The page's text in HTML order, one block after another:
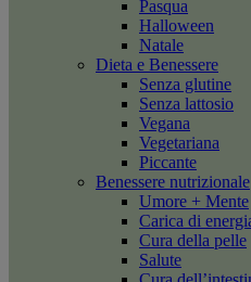
Pasqua
Halloween
Natale
Dieta e Benessere
Senza glutine
Senza lattosio
Vegana
Vegetariana
Piccante
Benessere nutrizionale
Umore + Mente
Carica di
Cura della pelle
Salute